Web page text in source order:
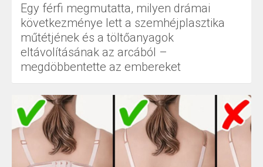
Egy férfi megmutatta, milyen drámai
következménye lett a szemhéjplasztika
műtétjének és a töltőanyagok
eltávolításának az arcából –
megdöbbentette az embereket